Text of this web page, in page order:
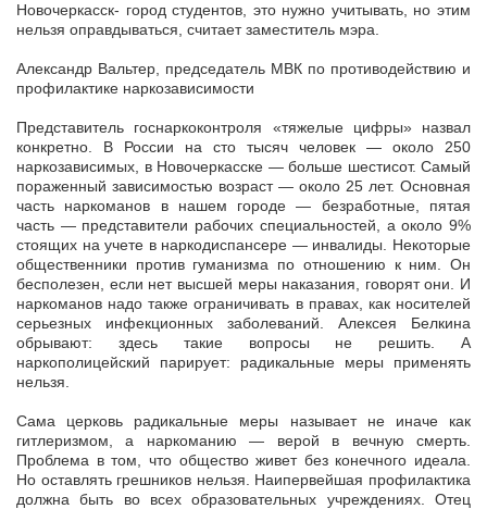
Новочеркасск- город студентов, это нужно учитывать, но этим
нельзя оправдываться, считает заместитель мэра.
Александр Вальтер, председатель МВК по противодействию и
профилактике наркозависимости
Представитель госнаркоконтроля «тяжелые цифры» назвал
конкретно. В России на сто тысяч человек — около 250
наркозависимых, в Новочеркасске — больше шестисот. Самый
пораженный зависимостью возраст — около 25 лет. Основная
часть наркоманов в нашем городе — безработные, пятая
часть — представители рабочих специальностей, а около 9%
стоящих на учете в наркодиспансере — инвалиды. Некоторые
общественники против гуманизма по отношению к ним. Он
бесполезен, если нет высшей меры наказания, говорят они. И
наркоманов надо также ограничивать в правах, как носителей
серьезных инфекционных заболеваний. Алексея Белкина
обрывают: здесь такие вопросы не решить. А
наркополицейский парирует: радикальные меры применять
нельзя.
Сама церковь радикальные меры называет не иначе как
гитлеризмом, а наркоманию — верой в вечную смерть.
Проблема в том, что общество живет без конечного идеала.
Но оставлять грешников нельзя. Наипервейшая профилактика
должна быть во всех образовательных учреждениях. Отец